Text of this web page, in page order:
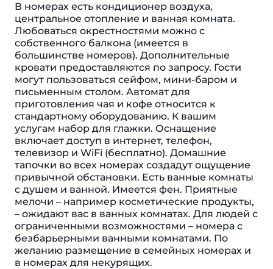
В номерах есть кондиционер воздуха,
центральное отопление и ванная комната.
Любоваться окрестностями можно с
собственного балкона (имеется в
большинстве номеров). Дополнительные
кровати предоставляются по запросу. Гости
могут пользоваться сейфом, мини-баром и
письменным столом. Автомат для
приготовления чая и кофе относится к
стандартному оборудованию. К вашим
услугам набор для глажки. Оснащение
включает доступ в интернет, телефон,
телевизор и WiFi (бесплатно). Домашние
тапочки во всех номерах создадут ощущение
привычной обстановки. Есть ванные комнаты
с душем и ванной. Имеется фен. Приятные
мелочи – например косметические продукты,
– ожидают вас в ванных комнатах. Для людей с
ограниченными возможностями – номера с
безбарьерными ванными комнатами. По
желанию размещение в семейных номерах и
в номерах для некурящих.